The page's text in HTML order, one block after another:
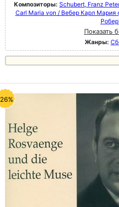
Композиторы: Schubert, Franz
Carl Maria von / Вебер Карл Мария
Показать
Жанры: